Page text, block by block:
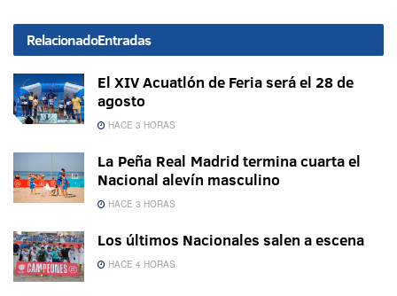
RelacionadoEntradas
El XIV Acuatlón de Feria será el 28 de
agosto
HACE 3 HORAS
La Peña Real Madrid termina cuarta el
Nacional alevín masculino
HACE 3 HORAS
Los últimos Nacionales salen a escena
HACE 4 HORAS